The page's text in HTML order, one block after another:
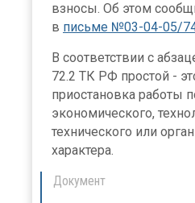
взносы. Об этом
в письме №03-04-05/
В соответствии с
72.2 ТК РФ простой -
приостановка работы
экономического,
технического или
характера.
Документ